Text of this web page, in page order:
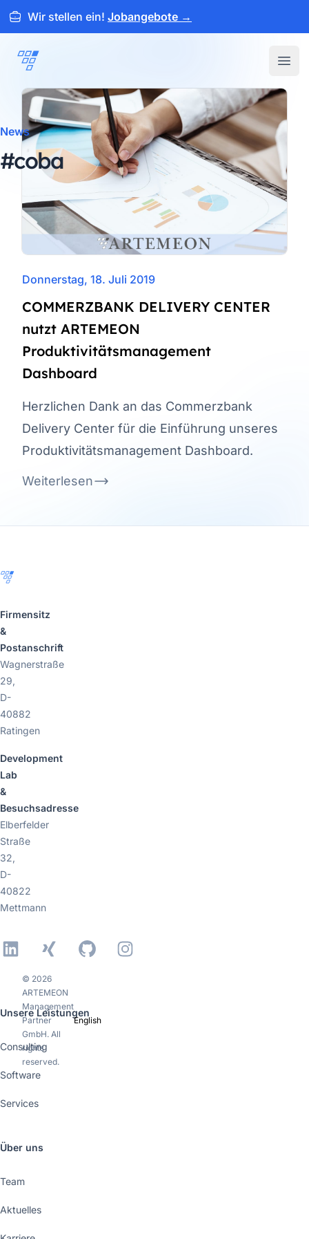
Wir stellen ein! Jobangebote →
ARTEMEON
News
#coba
Donnerstag, 18. Juli 2019
COMMERZBANK DELIVERY CENTER
nutzt ARTEMEON
Produktivitätsmanagement
Dashboard
Herzlichen Dank an das Commerzbank
Delivery Center für die Einführung unseres
Produktivitätsmanagement Dashboard.
Weiterlesen
Firmensitz
&
Postanschrift
Wagnerstraße
29,
D-
40882
Ratingen
Development
Lab
&
Besuchsadresse
Elberfelder
Straße
32,
D-
40822
Mettmann
LinkedIn
Xing GitHubInstagram
Unsere Leistungen
Consulting
Software
Services
Über uns
Team
Aktuelles
© 2026
ARTEMEON
Management
Partner
GmbH. All
rights
reserved.
English